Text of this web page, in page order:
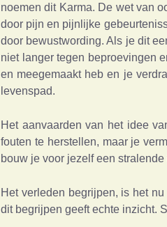
noemen dit Karma. De wet van
door pijn en pijnlijke
door bewustwording. Als je dit
niet langer tegen beproevingen
en meegemaakt heb en je
levenspad.
Het aanvaarden van het idee
fouten te herstellen, maar je
bouw je voor jezelf een stralende
Het verleden begrijpen, is het
dit begrijpen geeft echte inzicht.